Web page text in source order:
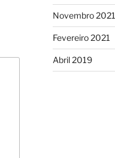
Novembro 2021
Fevereiro 2021
Abril 2019